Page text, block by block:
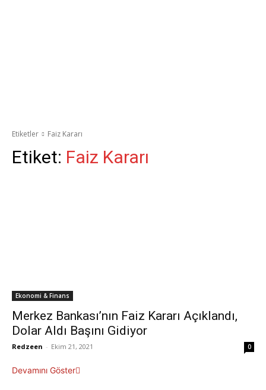
Etiketler Faiz Kararı
Etiket: Faiz Kararı
Ekonomi & Finans
Merkez Bankası’nın Faiz Kararı Açıklandı,
Dolar Aldı Başını Gidiyor
Redzeen - Ekim 21, 2021 0
Devamını Göster